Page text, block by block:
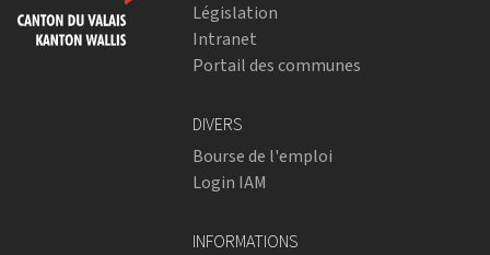
Législation
Intranet
Portail des communes
DIVERS
Bourse de l'emploi
Login IAM
INFORMATIONS